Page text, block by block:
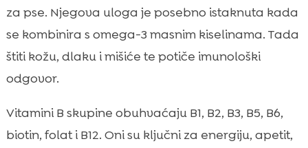
za pse. Njegova uloga je posebno istaknuta kada
se kombinira s omega-3 masnim kiselinama. Tada
štiti kožu, dlaku i mišiće te potiče imunološki
odgovor.
Vitamini B skupine obuhvaćaju B1, B2, B3, B5, B6,
biotin, folat i B12. Oni su ključni za energiju, apetit,